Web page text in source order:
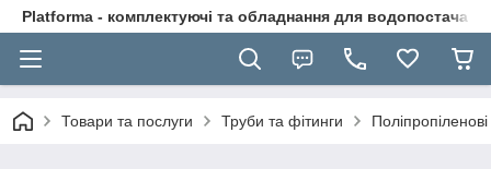
Platforma - комплектуючі та обладнання для
Товари та послуги Труби та фітинги